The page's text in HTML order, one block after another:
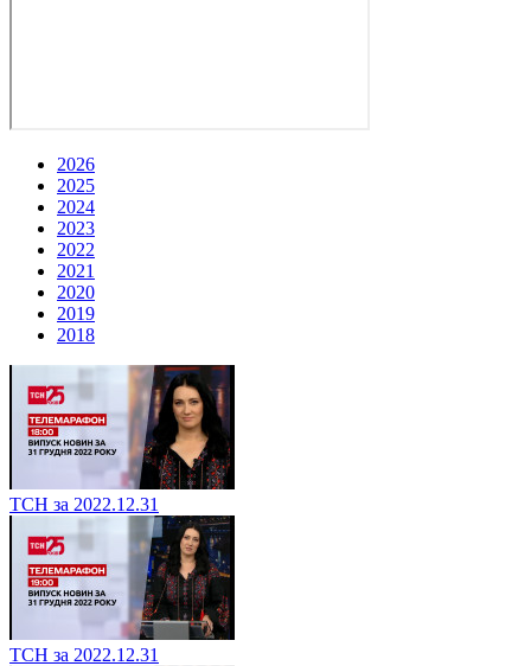
2026
2025
2024
2023
2022
2021
2020
2019
2018
ТСН за 2022.12.31
ТСН за 2022.12.31